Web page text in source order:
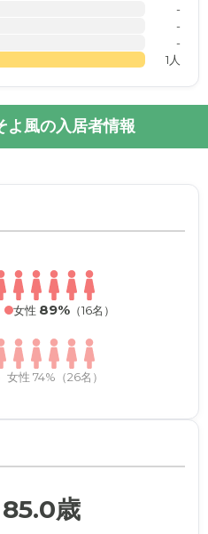
-
-
-
1人
よ風の入居者情報
女性 89% （16名）
女性 74%（26名）
85.0歳